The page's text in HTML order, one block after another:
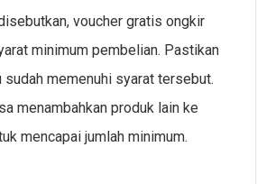
voucher gratis ongkir
minimum pembelian. Pastikan
sudah memenuhi syarat tersebut.
menambahkan produk lain ke
mencapai jumlah minimum.